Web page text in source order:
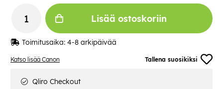
Katso lisää Canon Tallena suosikiksi
Lisää ostoskoriin
Toimitusaika: 4-8 arkipäivää
Qliro Checkout